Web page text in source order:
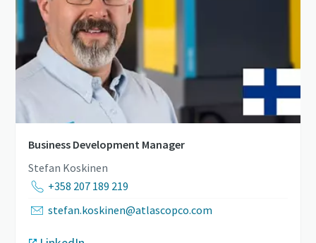
Business Development Manager
Stefan Koskinen
+358 207 189 219
stefan.koskinen@atlascopco.com